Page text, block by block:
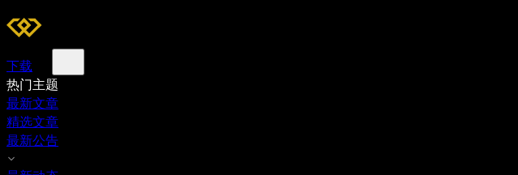
下载
热门主题
最新文章
精选文章
最新公告